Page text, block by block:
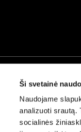
Ši svetainė
Naudojame
analizuoti srautą.
socialinės